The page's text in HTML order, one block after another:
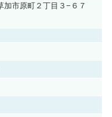
加市原町２丁目３−６７